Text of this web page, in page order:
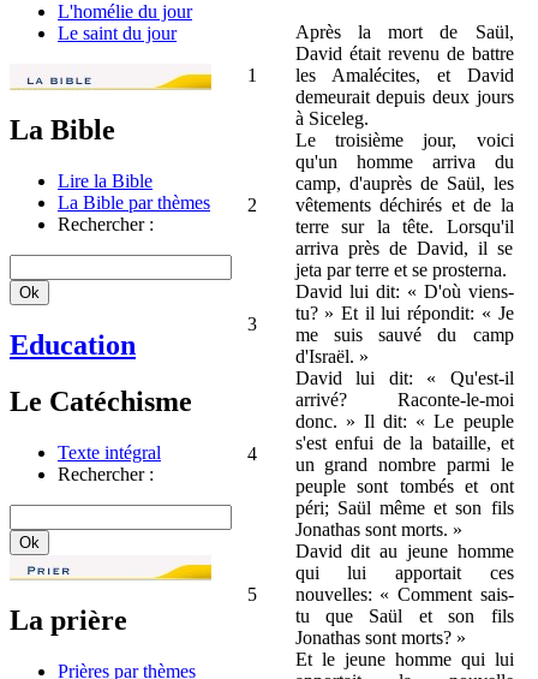
L'homélie du jour
Le saint du jour
La Bible
Lire la Bible
La Bible par thèmes
Rechercher :
Education
Le Catéchisme
Texte intégral
Rechercher :
La prière
Prières par thèmes
1
Après la mort de Saül,
David était revenu de battre
les Amalécites, et David
demeurait depuis deux jours
à Siceleg.
2
Le troisième jour, voici
qu'un homme arriva du
camp, d'auprès de Saül, les
vêtements déchirés et de la
terre sur la tête. Lorsqu'il
arriva près de David, il se
jeta par terre et se prosterna.
3
David lui dit: « D'où viens-
tu? » Et il lui répondit: « Je
me suis sauvé du camp
d'Israël. »
4
David lui dit: « Qu'est-il
arrivé? Raconte-le-moi
donc. » Il dit: « Le peuple
s'est enfui de la bataille, et
un grand nombre parmi le
peuple sont tombés et ont
péri; Saül même et son fils
Jonathas sont morts. »
5
David dit au jeune homme
qui lui apportait ces
nouvelles: « Comment sais-
tu que Saül et son fils
Jonathas sont morts? »
Et le jeune homme qui lui